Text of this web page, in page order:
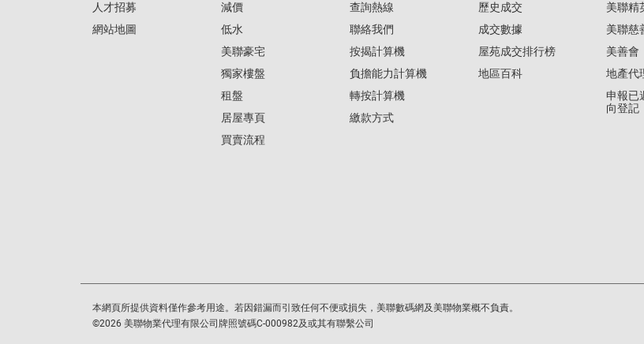
人才招募
網站地圖
減價
低水
美聯豪宅
獨家樓盤
租盤
居屋專頁
買賣流程
查詢熱線
聯絡我們
按揭計算機
負擔能力計算機
轉按計算機
繳款方式
歷史成交
成交數據
屋苑成交排行榜
地區百科
美聯精
美聯慈
美善會
地產代
申報已
向登記
本網頁所提供資料僅作參考用途。若因錯漏而引致任何不便或損失，美聯數碼網及美聯物業概不負責。
©2026 美聯物業代理有限公司牌照號碼C-000982及或其有聯繫公司